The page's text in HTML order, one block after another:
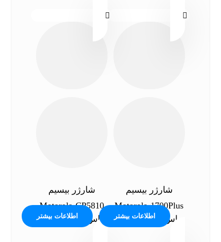
شارژر بیسیم
Motorola-1700Plus
تماس بگیریداطلاعات بیشتر
شارژر بیسیم
Motorola-CP5810
تماس بگیریداطلاعات بیشتر